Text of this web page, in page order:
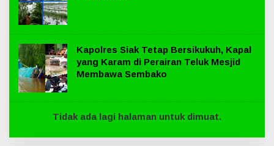
Kapolres Siak Tetap Bersikukuh, Kapal
yang Karam di Perairan Teluk Mesjid
Membawa Sembako
Tidak ada lagi halaman untuk dimuat.